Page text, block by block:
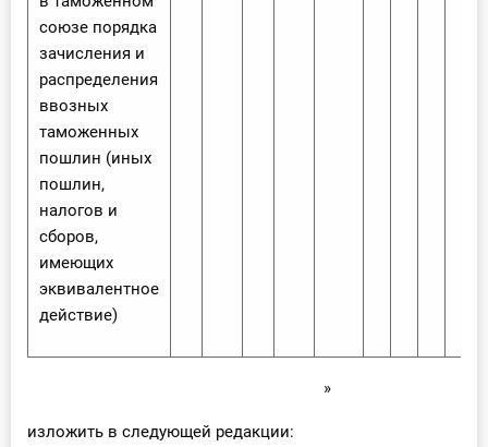
союзе порядка
зачисления и
распределения
ввозных
таможенных
пошлин (иных
пошлин,
налогов и
сборов,
имеющих
эквивалентное
действие)
»
изложить в следующей редакции: